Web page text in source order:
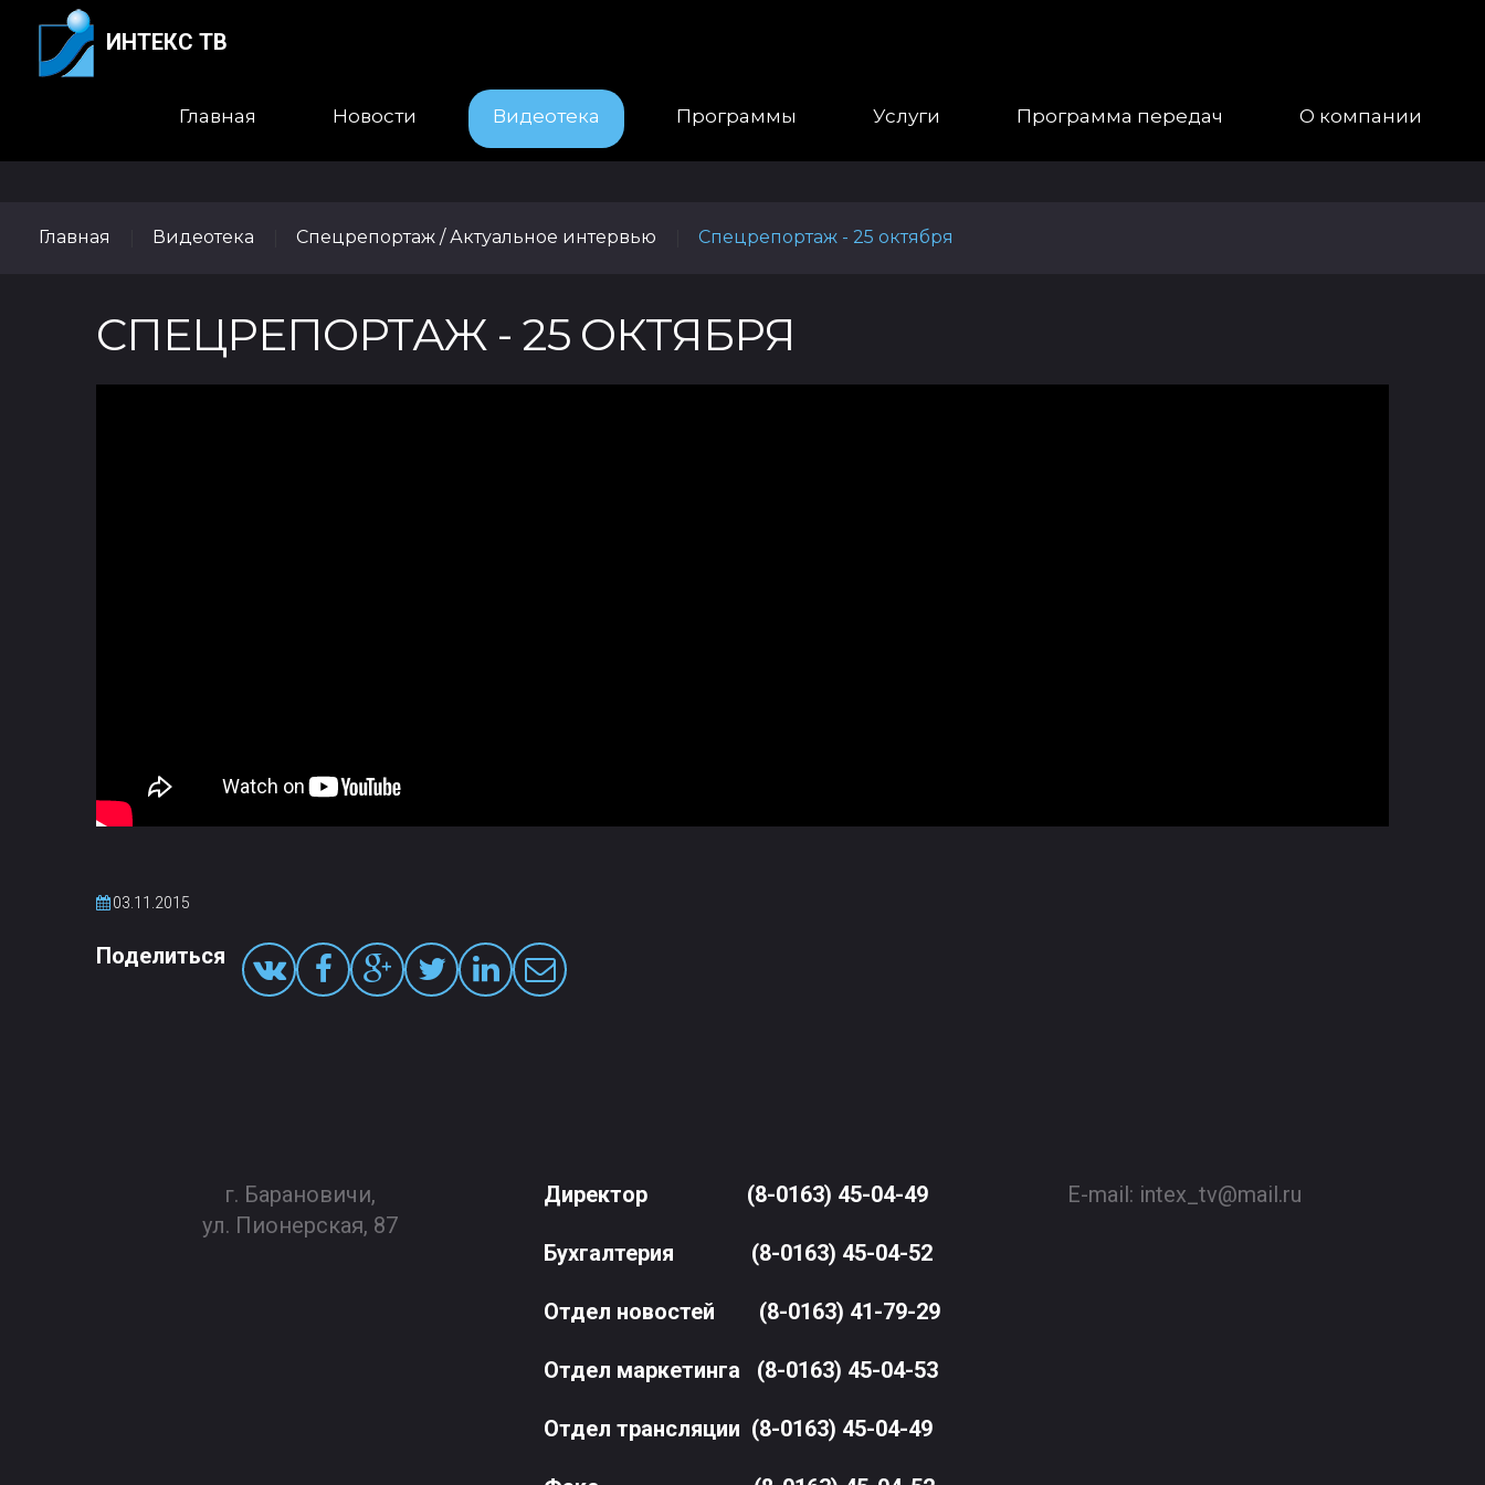
ИНТЕКС ТВ
Главная Новости Видеотека Программы Услуги Программа передач О компании
Главная Видеотека Спецрепортаж / Актуальное интервью Спецрепортаж - 25 октября
СПЕЦРЕПОРТАЖ - 25 ОКТЯБРЯ
03.11.2015
Поделиться
г. Барановичи,
ул. Пионерская, 87
Директор (8-0163) 45-04-49
Бухгалтерия (8-0163) 45-04-52
Отдел новостей (8-0163) 41-79-29
Отдел маркетинга (8-0163) 45-04-53
Отдел трансляции (8-0163) 45-04-49
E-mail: intex_tv@mail.ru